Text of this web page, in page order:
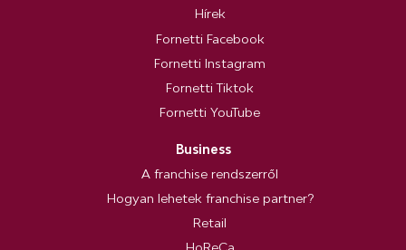
Hírek
Fornetti Facebook
Fornetti Instagram
Fornetti Tiktok
Fornetti YouTube
Business
A franchise rendszerről
Hogyan lehetek franchise partner?
Retail